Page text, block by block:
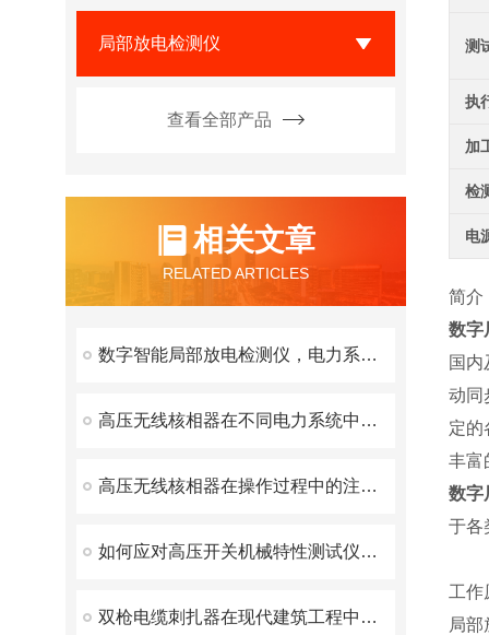
局部放电检测仪
查看全部产品
相关文章
RELATED ARTICLES
数字智能局部放电检测仪，电力系统的绝缘状态守护者
高压无线核相器在不同电力系统中的适用性如何？
高压无线核相器在操作过程中的注意事项
如何应对高压开关机械特性测试仪常见的故障
双枪电缆刺扎器在现代建筑工程中的应用
测
执
加
检
电
简介
数字
国
动同
定的
丰富
数字
于各
工作
局